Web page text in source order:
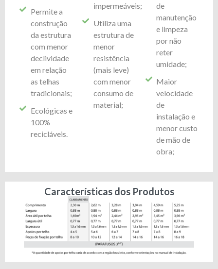
Permite a
construção
da estrutura
com menor
declividade
em relação
as telhas
tradicionais;
Ecológicas e
100%
recicláveis.
impermeáveis;
Utiliza uma
estrutura de
menor
resistência
(mais leve)
com menor
consumo de
material;
de
manutenção
e limpeza
por não
reter
umidade;
Maior
velocidade
de
instalação e
menor custo
de mão de
obra;
Características dos Produtos